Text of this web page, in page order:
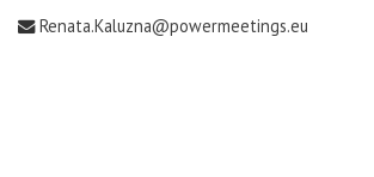
Renata.Kaluzna@powermeetings.eu